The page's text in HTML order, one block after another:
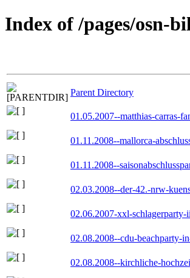
Index of /pages/osn-
Parent Directory
01.05.2007--matthias-carras-
01.11.2008--mallorca-
01.11.2008--
02.03.2008--der-42.-nrw-
02.06.2007-xxl-schlagerparty-
02.08.2008--cdu-beachparty-
02.08.2008--kirchliche-